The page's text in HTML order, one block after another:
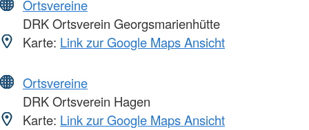
Ortsvereine
DRK Ortsverein Georgsmarienhütte
Karte: Link zur Google Maps Ansicht
Ortsvereine
DRK Ortsverein Hagen
Karte: Link zur Google Maps Ansicht